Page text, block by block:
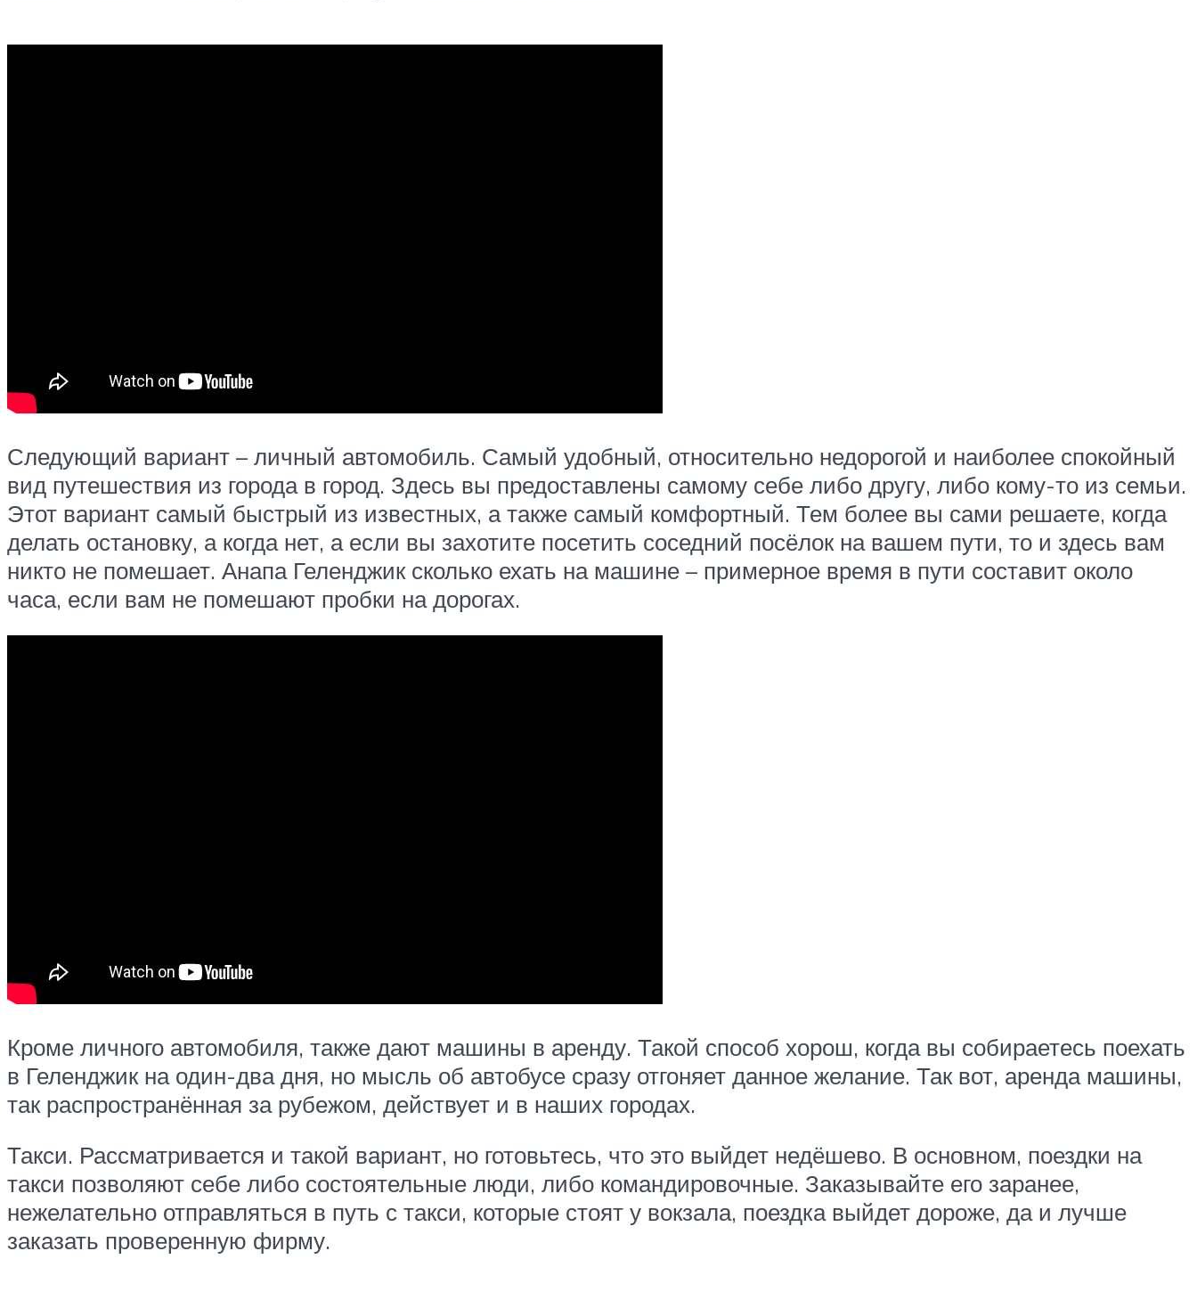
Следующий вариант – личный автомобиль. Самый удобный, относительно недорогой и наиболее спокойный
вид путешествия из города в город. Здесь вы предоставлены самому себе либо другу, либо кому-то из семьи.
Этот вариант самый быстрый из известных, а также самый комфортный. Тем более вы сами решаете, когда
делать остановку, а когда нет, а если вы захотите посетить соседний посёлок на вашем пути, то и здесь вам
никто не помешает. Анапа Геленджик сколько ехать на машине – примерное время в пути составит около
часа, если вам не помешают пробки на дорогах.
Кроме личного автомобиля, также дают машины в аренду. Такой способ хорош, когда вы собираетесь поехать
в Геленджик на один-два дня, но мысль об автобусе сразу отгоняет данное желание. Так вот, аренда машины,
так распространённая за рубежом, действует и в наших городах.
Такси. Рассматривается и такой вариант, но готовьтесь, что это выйдет недёшево. В основном, поездки на
такси позволяют себе либо состоятельные люди, либо командировочные. Заказывайте его заранее,
нежелательно отправляться в путь с такси, которые стоят у вокзала, поездка выйдет дороже, да и лучше
заказать проверенную фирму.